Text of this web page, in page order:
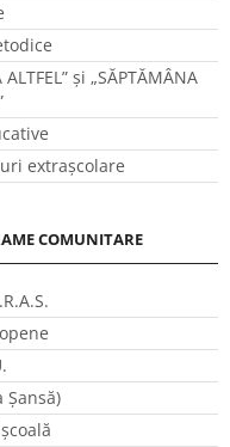
și „SĂPTĂMÂNA
extraşcolare
COMUNITARE
Șansă)